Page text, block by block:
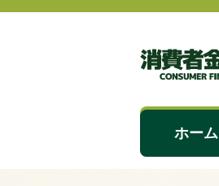
ホーム